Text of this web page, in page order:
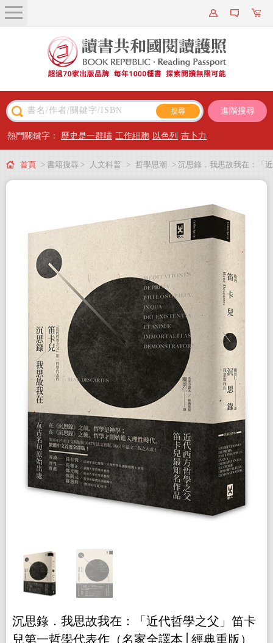
關於我們
近期新書
主題閱讀
出版專區
會員專屬
進階搜尋
熱門關鍵字： 歷史是一群喵 工作細胞 以色列 吉卜力
首頁 > 書籍搜尋 > 人文科普 > 哲學思潮 > 沉思錄．我思故我在：「近
沉思錄．我思故我在：「近代哲學之父」笛卡
兒第一哲學代表作（名家全譯本│經典重版）